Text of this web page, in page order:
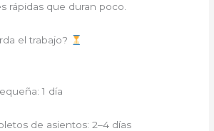
rápidas que duran poco.
el trabajo?
1 día
de asientos: 2–4 días